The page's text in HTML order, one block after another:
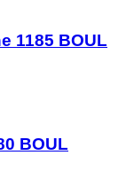
1185 BOUL
BOUL